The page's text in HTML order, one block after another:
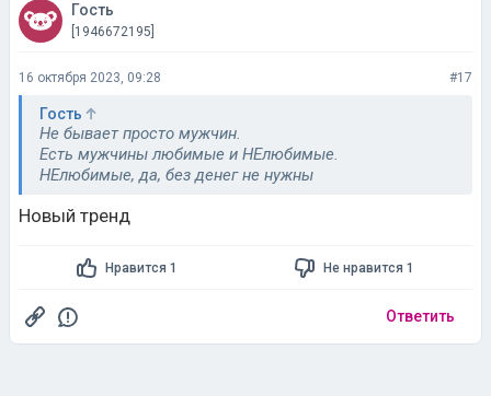
Гость
[1946672195]
16 октября 2023, 09:28 #17
Гость
Не бывает просто мужчин.
Есть мужчины любимые и НЕлюбимые.
НЕлюбимые, да, без денег не нужны
Новый тренд
Нравится 1 Не нравится 1
Ответить